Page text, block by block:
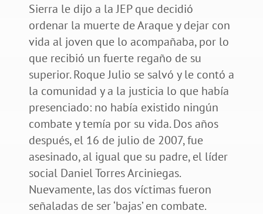
Sierra le dijo a la JEP que decidió
ordenar la muerte de Araque y dejar con
vida al joven que lo acompañaba, por lo
que recibió un fuerte regaño de su
superior. Roque Julio se salvó y le contó a
la comunidad y a la justicia lo que había
presenciado: no había existido ningún
combate y temía por su vida. Dos años
después, el 16 de julio de 2007, fue
asesinado, al igual que su padre, el líder
social Daniel Torres Arciniegas.
Nuevamente, las dos víctimas fueron
señaladas de ser ‘bajas’ en combate.